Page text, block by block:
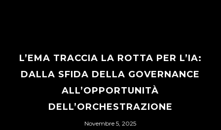
L’EMA TRACCIA LA ROTTA PER L’IA:
DALLA SFIDA DELLA GOVERNANCE
ALL’OPPORTUNITÀ
DELL’ORCHESTRAZIONE
Novembre 5, 2025